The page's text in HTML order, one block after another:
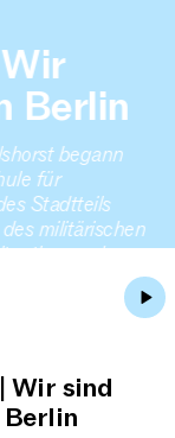
Berlin
begann
für
Stadtteils
militärischen
nach
Wir sind
Berlin